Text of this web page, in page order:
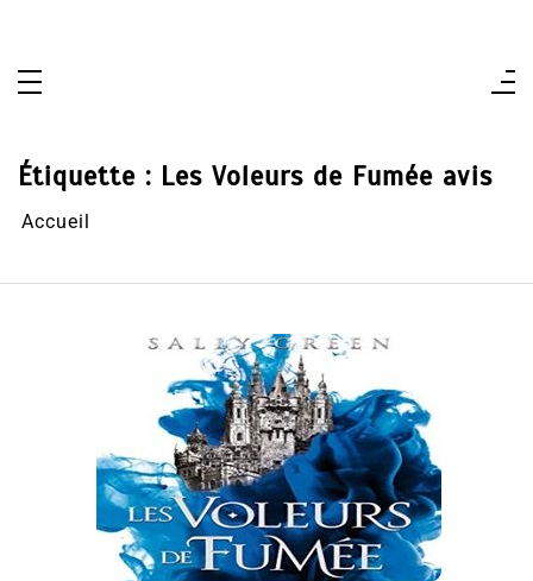
Étiquette : Les Voleurs de Fumée avis
Accueil